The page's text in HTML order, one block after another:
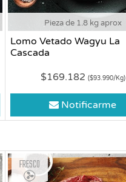
Pieza de 1.8 kg aprox
Lomo Vetado Wagyu La
Cascada
$169.182 ($93.990/Kg)
Notificarme
Fresco